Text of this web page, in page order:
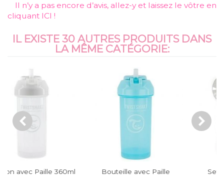
Il n’y a pas encore d’avis, allez-y et laissez le vôtre en
cliquant ICI !
IL EXISTE 30 AUTRES PRODUITS DANS
LA MÊME CATÉGORIE:
avec Paille
Set Couverts 12M +
Set